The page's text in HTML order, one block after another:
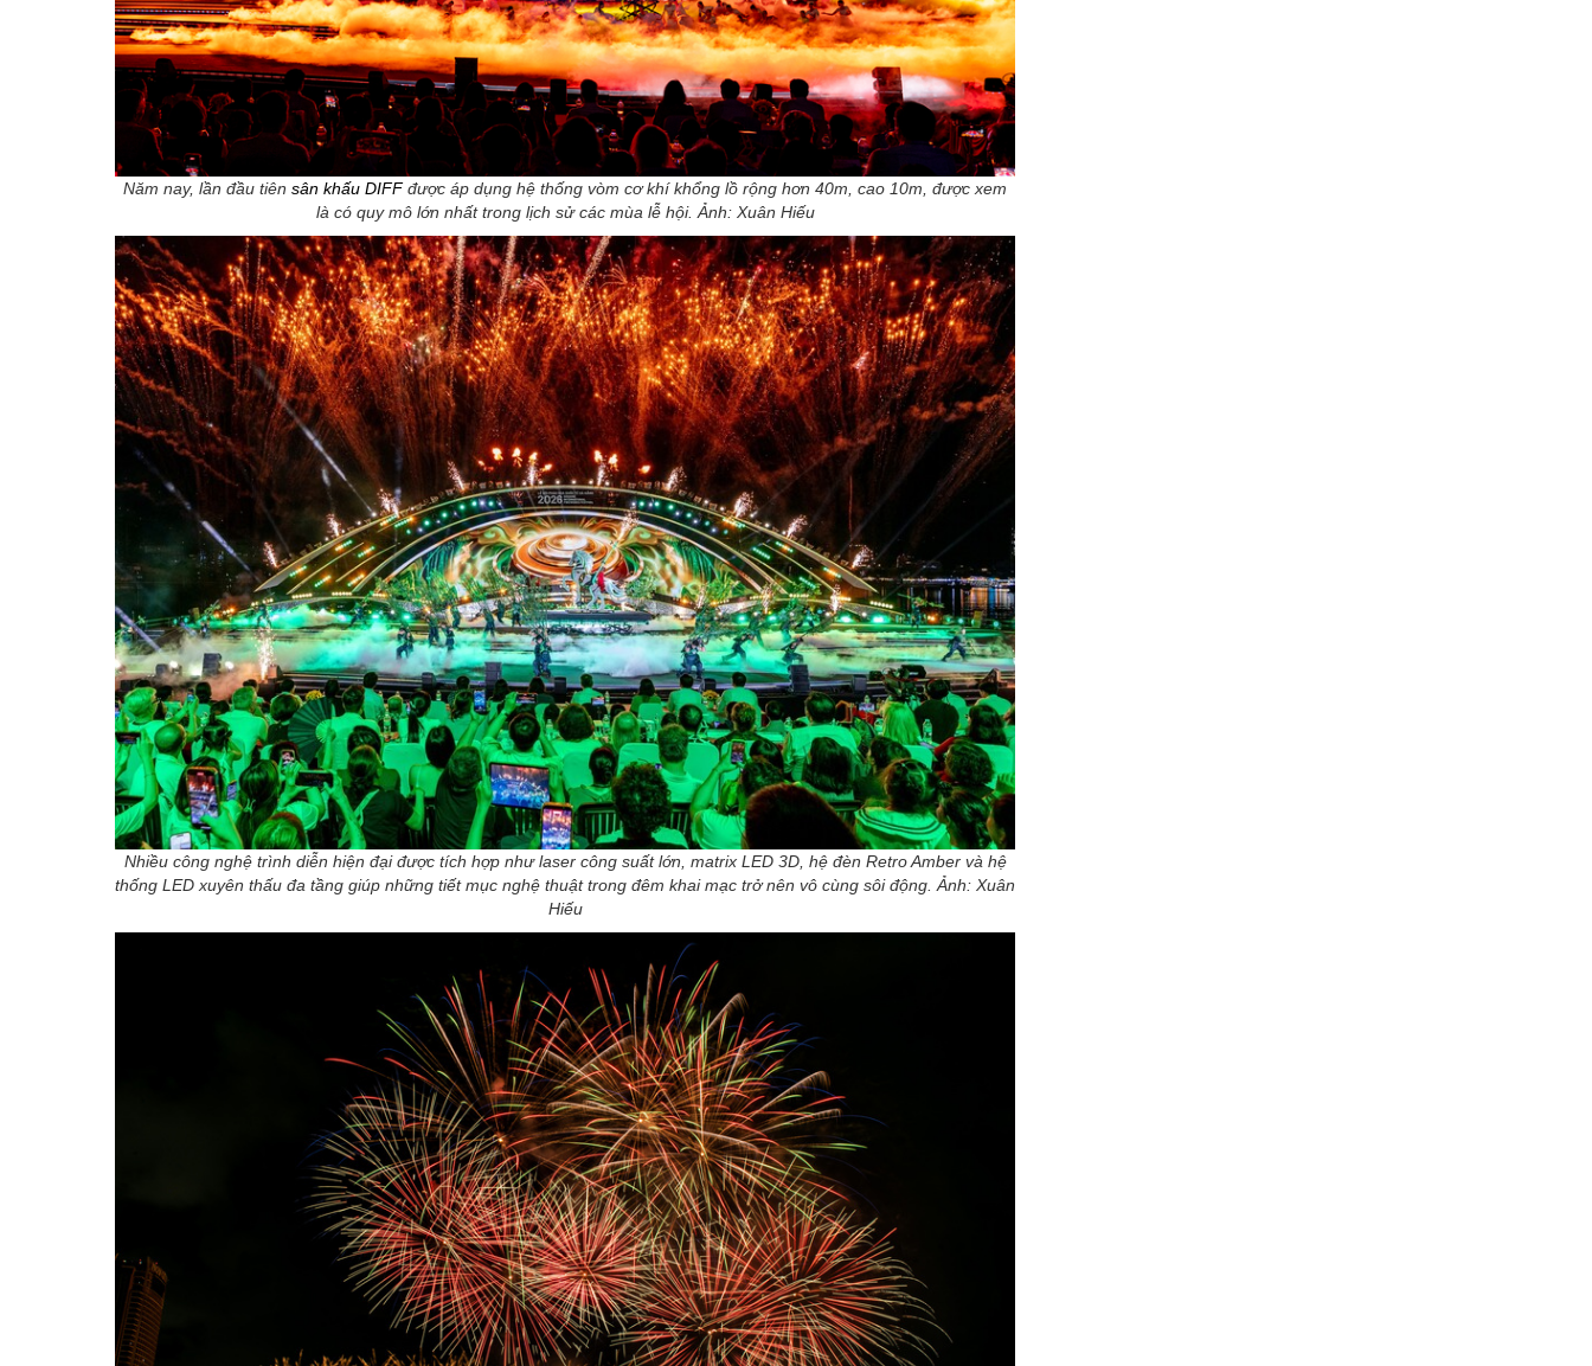
Năm nay, lần đầu tiên sân khấu DIFFđược áp dụng hệ thống vòm cơ khí khổng lồ rộng hơn 40m, cao 10m, được xem
là có quy mô lớn nhất trong lịch sử các mùa lễ hội. Ảnh: Xuân Hiếu
Nhiều công nghệ trình diễn hiện đại được tích hợp như laser công suất lớn, matrix LED 3D, hệ đèn Retro Amber và hệ
thống LED xuyên thấu đa tầng giúp những tiết mục nghệ thuật trong đêm khai mạc trở nên vô cùng sôi động. Ảnh: Xuân
Hiếu